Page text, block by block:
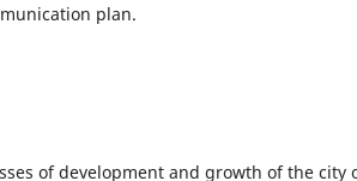
plan.
of development and growth of the city